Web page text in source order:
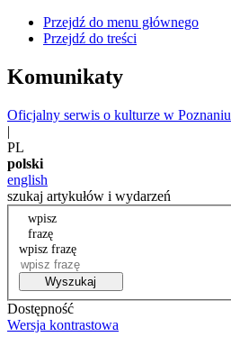
Przejdź do menu głównego
Przejdź do treści
Komunikaty
Oficjalny serwis o kulturze w Poznaniu
|
PL
polski
english
szukaj artykułów i wydarzeń
wpisz
frazę
wpisz frazę
Wyszukaj
Dostępność
Wersja kontrastowa